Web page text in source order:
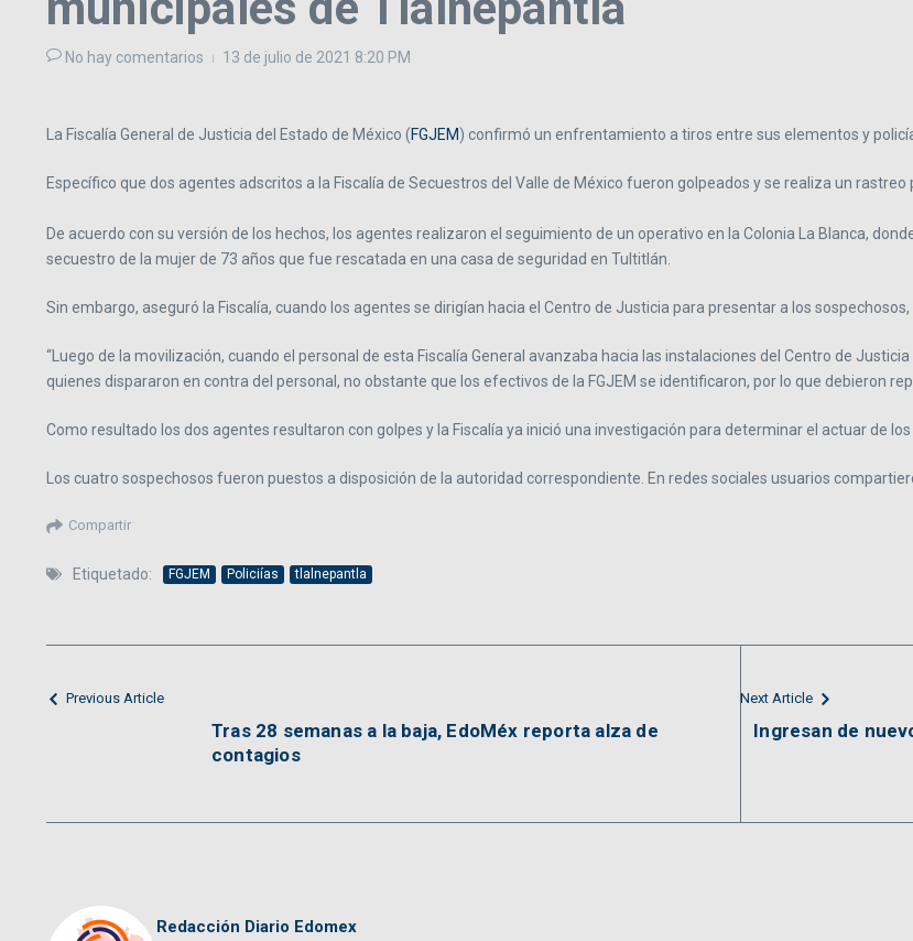
No hay comentarios 13 de julio de 2021 8:20 PM
La Fiscalía General de Justicia del Estado de México (FGJEM) confirmó un enfrentamiento a tiros entre sus elementos y
Específico que dos agentes adscritos a la Fiscalía de Secuestros del Valle de México fueron golpeados y se realiza un
De acuerdo con su versión de los hechos, los agentes realizaron el seguimiento de un operativo en la Colonia La Blanca,
secuestro de la mujer de 73 años que fue rescatada en una casa de seguridad en Tultitlán.
Sin embargo, aseguró la Fiscalía, cuando los agentes se dirigían hacia el Centro de Justicia para presentar a los
“Luego de la movilización, cuando el personal de esta Fiscalía General avanzaba hacia las instalaciones del Centro de
quienes dispararon en contra del personal, no obstante que los efectivos de la FGJEM se identificaron, por lo que debieron
Como resultado los dos agentes resultaron con golpes y la Fiscalía ya inició una investigación para determinar el actuar de
Los cuatro sospechosos fueron puestos a disposición de la autoridad correspondiente. En redes sociales usuarios
Compartir
Etiquetado: FGJEM Policiías tlalnepantla
Previous Article
Tras 28 semanas a la baja, EdoMéx reporta alza de
contagios
Next Article
Ingresan de
Redacción Diario Edomex